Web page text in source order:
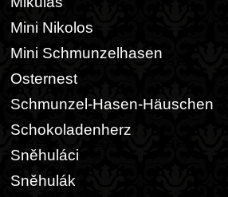
Mini Nikolos
Mini Schmunzelhasen
Osternest
Schmunzel-Hasen-Häuschen
Schokoladenherz
Sněhuláci
Sněhulák